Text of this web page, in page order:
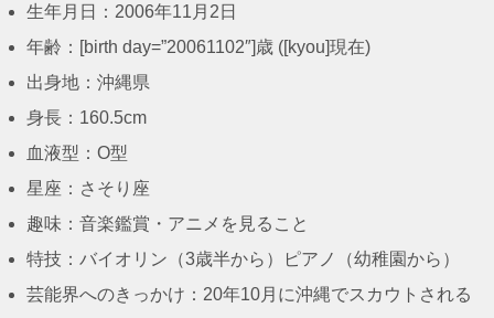
生年月日：2006年11月2日
年齢：[birth day=”20061102″]歳 ([kyou]現在)
出身地：沖縄県
身長：160.5cm
血液型：O型
星座：さそり座
趣味：音楽鑑賞・アニメを見ること
特技：バイオリン（3歳半から）ピアノ（幼稚園から）
芸能界へのきっかけ：20年10月に沖縄でスカウトされる